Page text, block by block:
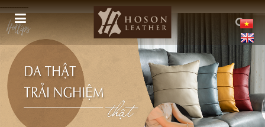
------------